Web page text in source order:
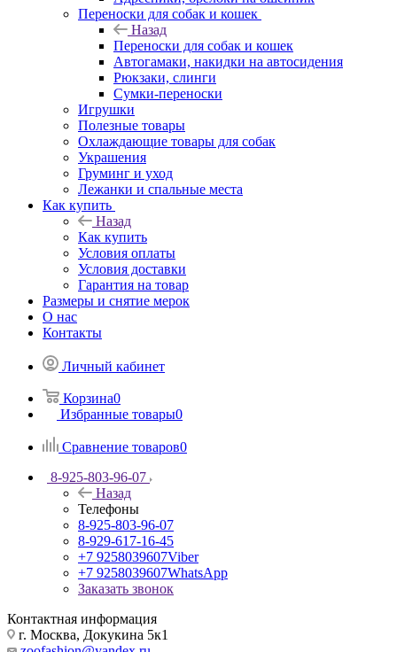
Переноски для собак и кошек
Назад
Переноски для собак и кошек
Автогамаки, накидки на автосидения
Рюкзаки, слинги
Сумки-переноски
Игрушки
Полезные товары
Охлаждающие товары для собак
Украшения
Груминг и уход
Лежанки и спальные места
Как купить
Назад
Как купить
Условия оплаты
Условия доставки
Гарантия на товар
Размеры и снятие мерок
О нас
Контакты
Личный кабинет
Корзина0
Избранные товары0
Сравнение товаров0
8-925-803-96-07
Назад
Телефоны
8-925-803-96-07
8-929-617-16-45
+7 9258039607Viber
+7 9258039607WhatsApp
Заказать звонок
Контактная информация
г. Москва, Докукина 5к1